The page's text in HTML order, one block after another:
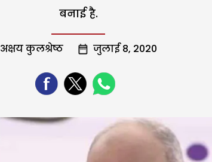
बनाई है.
अक्षय कुलश्रेष्ठ जुलाई 8, 2020